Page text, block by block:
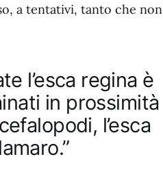
a tentativi, tanto che non
l’esca regina è
in prossimità
l’esca